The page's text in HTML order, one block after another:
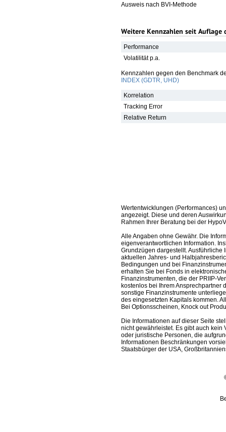
Ausweis nach BVI-Methode
Weitere Kennzahlen seit Auflage
Performance
Volatilität p.a.
Kennzahlen gegen den Benchmark
INDEX (GDTR, UHD)
Korrelation
Tracking Error
Relative Return
Wertentwicklungen (Performances)
angezeigt. Diese und deren
Rahmen Ihrer Beratung bei der
Alle Angaben ohne Gewähr. Die
eigenverantwortlichen Information.
Grundzügen dargestellt.
aktuellen Jahres- und
Bedingungen und bei
erhalten Sie bei Fonds in
Finanzinstrumenten, die der PRIIP-
kostenlos bei Ihrem Ansprechpartner
sonstige Finanzinstrumente
des eingesetzten Kapitals kommen.
Bei Optionsscheinen, Knock out
Die Informationen auf dieser Seite
nicht gewährleistet. Es gibt auch kein
oder juristische Personen, die
Informationen Beschränkungen
Staatsbürger der USA,